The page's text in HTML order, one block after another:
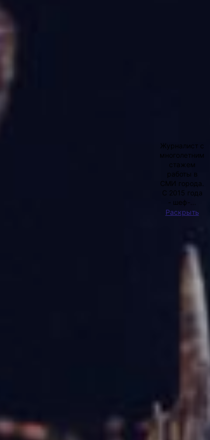
к сказке,
ужастика
семьи
Хэллоуин в США уже превратился едва
с ними лишь маскарад, ну, а когда
— уже поздно.
29
Журналист с
многолетним
стажем
работы в
СМИ города.
С 2015 года
- шеф-...
Раскрыть